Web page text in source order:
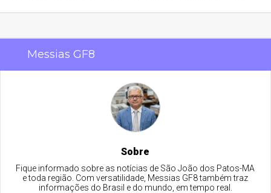
Messias GF8
Sobre
Fique informado sobre as notícias de São João dos Patos-MA
e toda região. Com versatilidade, Messias GF8 também traz
informações do Brasil e do mundo, em tempo real.